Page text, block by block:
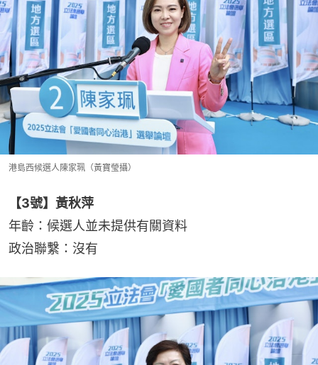
港島西候選人陳家珮（黃寶瑩攝）
【3號】黃秋萍
年齡：候選人並未提供有關資料
政治聯繫：沒有